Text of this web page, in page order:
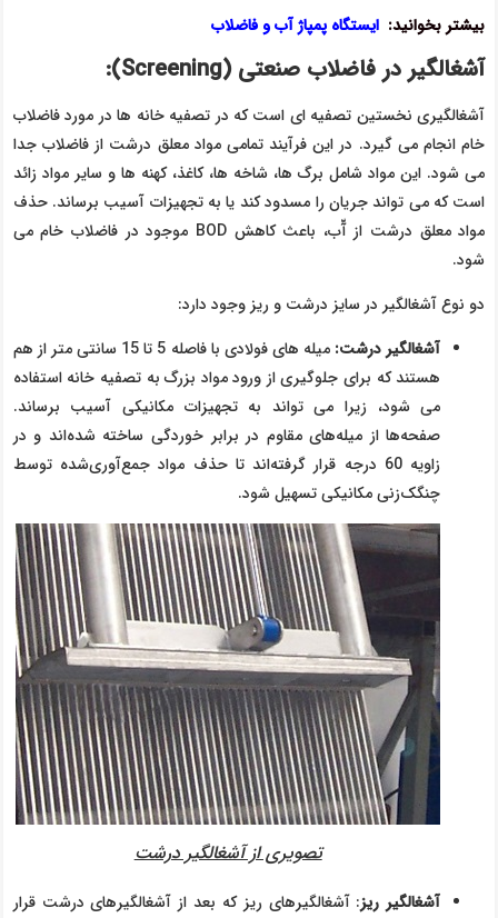
بیشتر بخوانید: ایستگاه پمپاژ آب و فاضلاب
آشغالگیر در فاضلاب صنعتی(Screening)
:
آشغالگیری نخستین تصفیه ای است که در تصفیه خانه ها در مورد فاضلاب
خام انجام می گیرد. در این فرآیند تمامی مواد معلق درشت از فاضلاب جدا
می شود. این مواد شامل برگ ها، شاخه ها، کاغذ، کهنه ها و سایر مواد زائد
است که می تواند جریان را مسدود کند یا به تجهیزات آسیب برساند. حذف
مواد معلق درشت از آّب، باعث کاهش BOD موجود در فاضلاب خام می
شود.
دو نوع آشغالگیر در سایز درشت و ریز وجود دارد:
آشغالگیر درشت:
میله های فولادی با فاصله 5 تا 15 سانتی متر از هم
هستند که برای جلوگیری از ورود مواد بزرگ به تصفیه خانه استفاده
می شود، زیرا می تواند به تجهیزات مکانیکی آسیب برساند.
صفحه‌ها از میله‌های مقاوم در برابر خوردگی ساخته شده‌اند و در
زاویه 60 درجه قرار گرفته‌اند تا حذف مواد جمع‌آوری‌شده توسط
چنگک‌زنی مکانیکی تسهیل شود.
تصویری از آشغالگیر درشت
آشغالگیر ریز: آشغالگیرهای ریز که بعد از آشغالگیرهای درشت قرار